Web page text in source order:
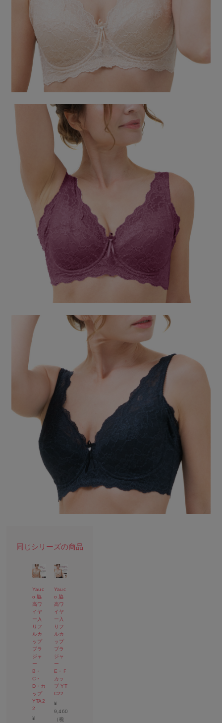
Yauc
o 脇
高ワ
イヤ
ー入
りフ
ルカ
ップ
ブラ
ジャ
ー
B・
C・
D・カ
ップ
YTA2
2
¥
Yauc
o 脇
高ワ
イヤ
ー入
りフ
ルカ
ップ
ブラ
ジャ
ー
E・Ｆ
カッ
プ YT
C22
¥
9,460
（税